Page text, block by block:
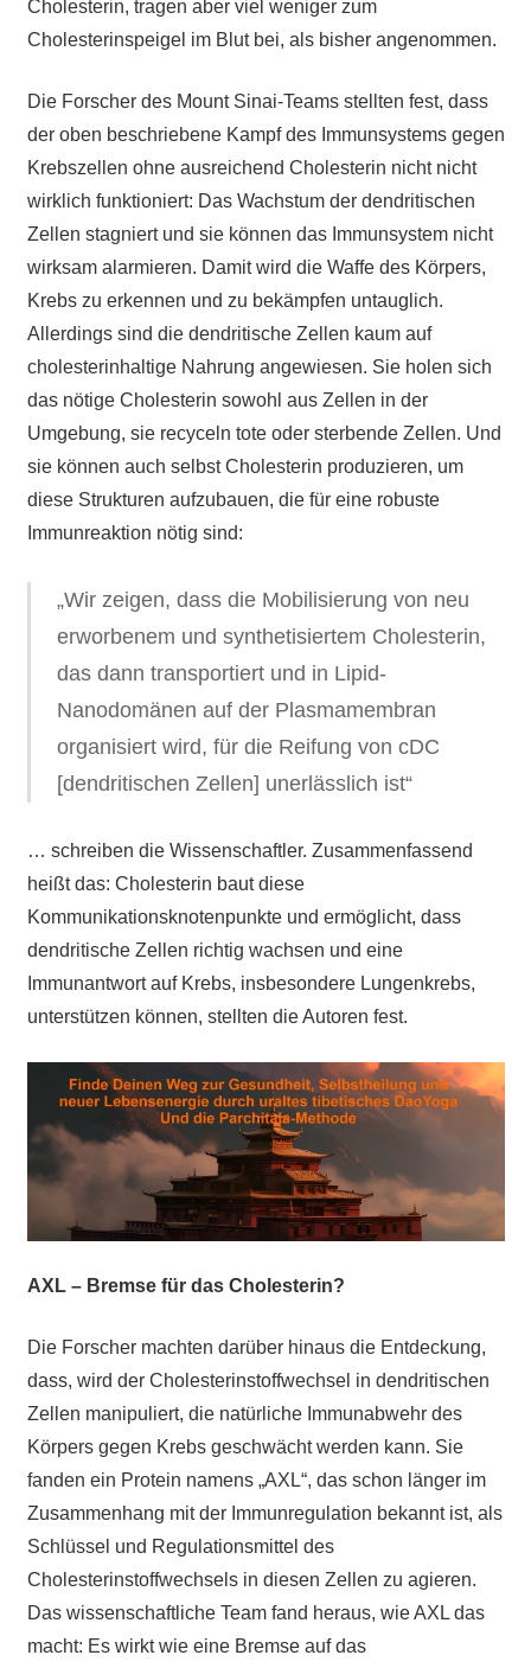
Cholesterin, tragen aber viel weniger zum
Cholesterinspeigel im Blut bei, als bisher angenommen.
Die Forscher des Mount Sinai-Teamsstellten fest, dass
der oben beschriebene Kampf des Immunsystems gegen
Krebszellen ohne ausreichend Cholesterin nicht nicht
wirklich funktioniert: Das Wachstum der dendritischen
Zellen stagniert und sie können das Immunsystem nicht
wirksam alarmieren. Damit wird die Waffe des Körpers,
Krebs zu erkennen und zu bekämpfen untauglich.
Allerdings sind die dendritische Zellen kaum auf
cholesterinhaltige Nahrung angewiesen. Sie holen sich
das nötige Cholesterin sowohl aus Zellen in der
Umgebung, sie recyceln tote oder sterbende Zellen. Und
sie können auch selbst Cholesterin produzieren, um
diese Strukturen aufzubauen, die für eine robuste
Immunreaktion nötig sind:
„Wir zeigen, dass die Mobilisierung von neu
erworbenem und synthetisiertem Cholesterin,
das dann transportiert und in Lipid-
Nanodomänen auf der Plasmamembran
organisiert wird, für die Reifung von cDC
[dendritischen Zellen] unerlässlich ist“
… schreiben die Wissenschaftler. Zusammenfassend
heißt das: Cholesterin baut diese
Kommunikationsknotenpunkte und ermöglicht, dass
dendritische Zellen richtig wachsen und eine
Immunantwort auf Krebs, insbesondere Lungenkrebs,
unterstützen können, stellten die Autoren fest.
AXL – Bremse für das Cholesterin?
Die Forscher machten darüber hinaus die Entdeckung,
dass, wird der Cholesterinstoffwechsel in dendritischen
Zellen manipuliert, die natürliche Immunabwehr des
Körpers gegen Krebs geschwächt werden kann. Sie
fanden ein Protein namens „AXL“, das schon länger im
Zusammenhang mit der Immunregulation bekannt ist, als
Schlüssel und Regulationsmittel des
Cholesterinstoffwechsels in diesen Zellen zu agieren.
Das wissenschaftliche Team fand heraus, wie AXL das
macht: Es wirkt wie eine Bremse auf das